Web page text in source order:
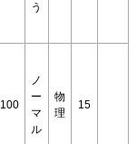
う
100
ノ
ー
マ
ル
物
理
15